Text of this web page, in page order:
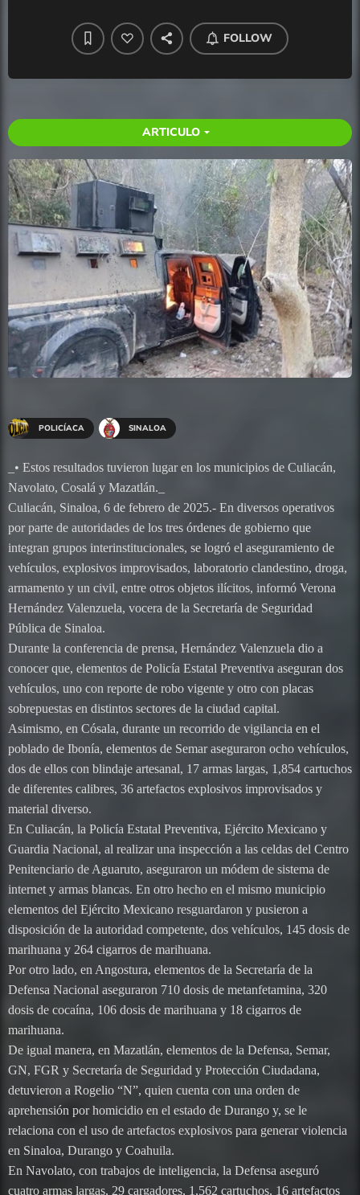
FOLLOW
ARTICULO arrow_drop_down
POLICÍACA SINALOA
_• Estos resultados tuvieron lugar en los municipios de Culiacán,
Navolato, Cosalá y Mazatlán._
Culiacán, Sinaloa, 6 de febrero de 2025.- En diversos operativos
por parte de autoridades de los tres órdenes de gobierno que
integran grupos interinstitucionales, se logró el aseguramiento de
vehículos, explosivos improvisados, laboratorio clandestino, droga,
armamento y un civil, entre otros objetos ilícitos, informó Verona
Hernández Valenzuela, vocera de la Secretaría de Seguridad
Pública de Sinaloa.
Durante la conferencia de prensa, Hernández Valenzuela dio a
conocer que, elementos de Policía Estatal Preventiva aseguran dos
vehículos, uno con reporte de robo vigente y otro con placas
sobrepuestas en distintos sectores de la ciudad capital.
Asimismo, en Cósala, durante un recorrido de vigilancia en el
poblado de Ibonía, elementos de Semar aseguraron ocho vehículos,
dos de ellos con blindaje artesanal, 17 armas largas, 1,854 cartuchos
de diferentes calibres, 36 artefactos explosivos improvisados y
material diverso.
En Culiacán, la Policía Estatal Preventiva, Ejército Mexicano y
Guardia Nacional, al realizar una inspección a las celdas del Centro
Penitenciario de Aguaruto, aseguraron un módem de sistema de
internet y armas blancas. En otro hecho en el mismo municipio
elementos del Ejército Mexicano resguardaron y pusieron a
disposición de la autoridad competente, dos vehículos, 145 dosis de
marihuana y 264 cigarros de marihuana.
Por otro lado, en Angostura, elementos de la Secretaría de la
Defensa Nacional aseguraron 710 dosis de metanfetamina, 320
dosis de cocaína, 106 dosis de marihuana y 18 cigarros de
marihuana.
De igual manera, en Mazatlán, elementos de la Defensa, Semar,
GN, FGR y Secretaría de Seguridad y Protección Ciudadana,
detuvieron a Rogelio “N”, quien cuenta con una orden de
aprehensión por homicidio en el estado de Durango y, se le
relaciona con el uso de artefactos explosivos para generar violencia
en Sinaloa, Durango y Coahuila.
En Navolato, con trabajos de inteligencia, la Defensa aseguró
cuatro armas largas, 29 cargadores, 1,562 cartuchos, 16 artefactos